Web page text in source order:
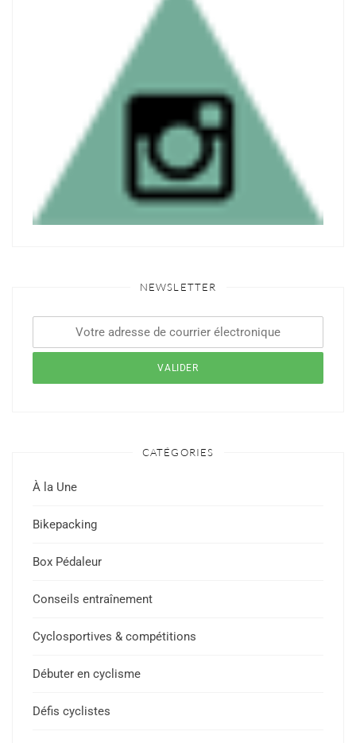
NEWSLETTER
CATÉGORIES
À la Une
Bikepacking
Box Pédaleur
Conseils entraînement
Cyclosportives & compétitions
Débuter en cyclisme
Défis cyclistes